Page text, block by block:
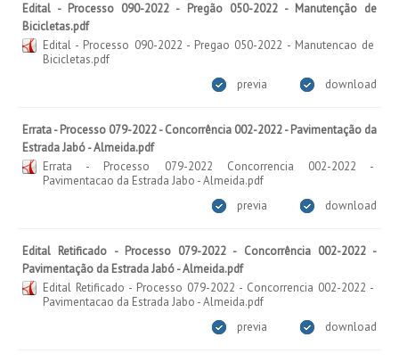
Edital - Processo 090-2022 - Pregão 050-2022 - Manutenção de
Bicicletas.pdf
Edital - Processo 090-2022 - Pregao 050-2022 - Manutencao de
Bicicletas.pdf
download
previa
Errata - Processo 079-2022 - Concorrência 002-2022 - Pavimentação da
Estrada Jabó - Almeida.pdf
Errata - Processo 079-2022 Concorrencia 002-2022 -
Pavimentacao da Estrada Jabo - Almeida.pdf
download
previa
Edital Retificado - Processo 079-2022 - Concorrência 002-2022 -
Pavimentação da Estrada Jabó - Almeida.pdf
Edital Retificado - Processo 079-2022 - Concorrencia 002-2022 -
Pavimentacao da Estrada Jabo - Almeida.pdf
download
previa